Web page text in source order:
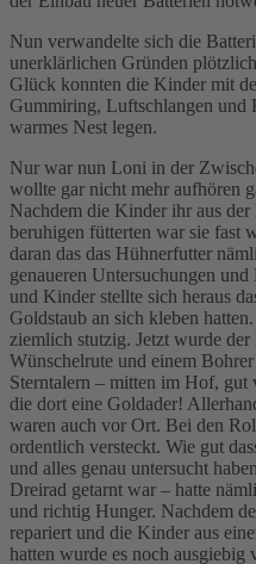
Nun verwandelte sich die
unerklärlichen Gründen
Glück konnten die Kinder mit
Gummiring, Luftschlangen und
warmes Nest legen.
Nur war nun Loni in der
wollte gar nicht mehr aufhören
Nachdem die Kinder ihr aus
beruhigen fütterten war sie fast
daran das das Hühnerfutter
genaueren Untersuchungen
und Kinder stellte sich heraus
Goldstaub an sich kleben
ziemlich stutzig. Jetzt wurde
Wünschelrute und einem
Sterntalern – mitten im Hof, gut
die dort eine Goldader!
waren auch vor Ort. Bei den
ordentlich versteckt. Wie gut
und alles genau untersucht
Dreirad getarnt war – hatte
und richtig Hunger. Nachdem
repariert und die Kinder aus
hatten wurde es noch ausgiebig